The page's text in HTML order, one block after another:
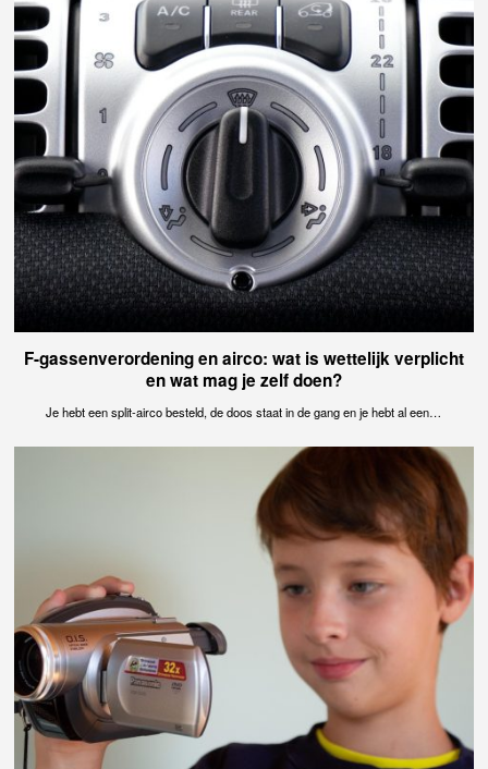
F-gassenverordening en airco: wat is wettelijk verplicht
en wat mag je zelf doen?
Je hebt een split-airco besteld, de doos staat in de gang en je hebt al een…